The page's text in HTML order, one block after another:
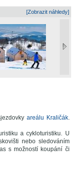
[Zobrazit náhledy]
areálu Kraličák.
a cykloturistiku. U
nebo sledováním
s možností koupání či